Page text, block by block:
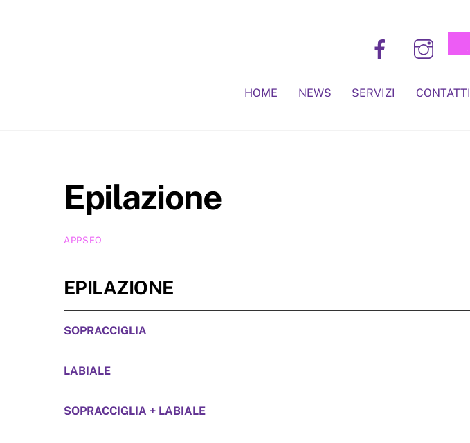
HOME NEWS SERVIZI CONTATTI
Epilazione
APPSEO
EPILAZIONE
SOPRACCIGLIA
LABIALE
SOPRACCIGLIA + LABIALE